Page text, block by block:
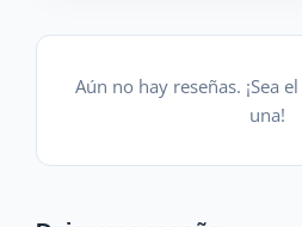
Aún no hay reseñas. ¡Sea
una!